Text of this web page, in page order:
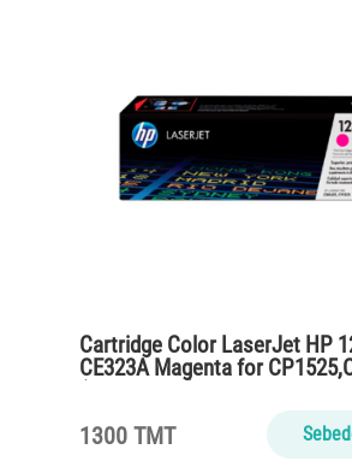
Cartridge Color LaserJet HP
CE323A Magenta for
(1300 pages)
1300 TMT